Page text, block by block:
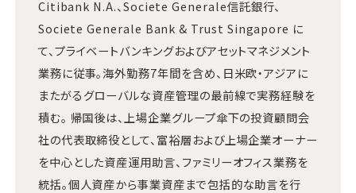
Citibank N.A.、Societe Generale信託銀行、
Societe Generale Bank & Trust Singapore に
て、プライベートバンキングおよびアセットマネジメント
業務に従事。海外勤務7年間を含め、日米欧・アジアに
またがるグローバルな資産管理の最前線で実務経験を
積む。 帰国後は、上場企業グループ傘下の投資顧問会
社の代表取締役として、富裕層および上場企業オーナー
を中心とした資産運用助言、ファミリーオフィス業務を
統括。個人資産から事業資産まで包括的な助言を行